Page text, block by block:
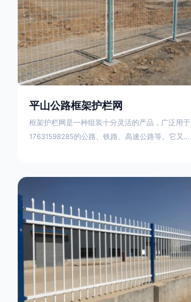
平山公路框架护栏网
框架护栏网是一种组装十分灵活的产品，广泛用于
17631598285的公路、铁路、高速公路等。它又被
而成，具有防腐、抗锈、美观等特点 。框架护栏
理(换填夯实),顺坡和开挖基坑，立柱临时定位，安
装防护栏网片，浇筑立柱混泥土基础，护栏网整体
紧固及调整 。框架护栏网的规格包括以下内容：